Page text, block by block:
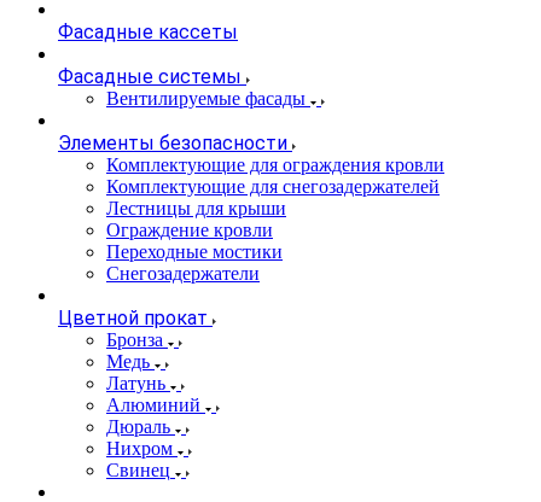
Фасадные кассеты
Фасадные системы
Вентилируемые фасады
Элементы безопасности
Комплектующие для ограждения кровли
Комплектующие для снегозадержателей
Лестницы для крыши
Ограждение кровли
Переходные мостики
Снегозадержатели
Цветной прокат
Бронза
Медь
Латунь
Алюминий
Дюраль
Нихром
Свинец